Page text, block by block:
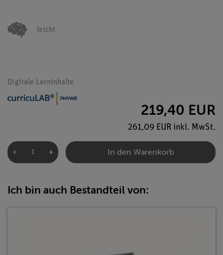
leicht
Digitale Lerninhalte
219,40 EUR
261,09 EUR inkl. MwSt.
In den Warenkorb
Ich bin auch Bestandteil von: